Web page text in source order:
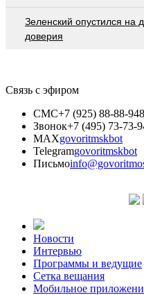
Зеленский опустился на
доверия
Связь с эфиром
СМС+7 (925) 88-88-948
Звонок+7 (495) 73-73-
MAXgovoritmskbot
Telegramgovoritmskbot
Письмо
Новости
Интервью
Программы и ведущие
Сетка вещания
Мобильное